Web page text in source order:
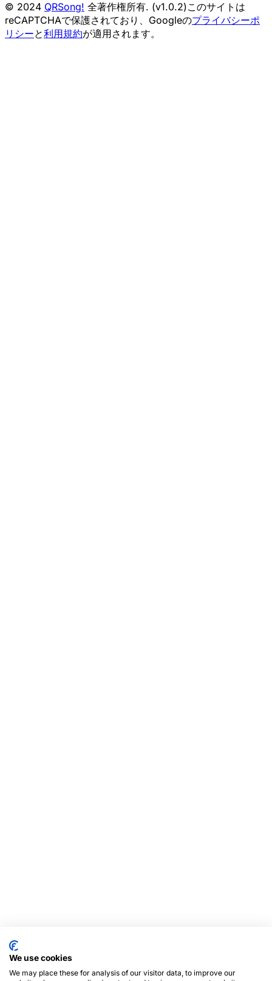
© 2024 QRSong! 全著作権所有. (v1.0.2)このサイトは
reCAPTCHAで保護されており、Googleのプライバシーポ
リシーと利用規約が適用されます。
We use cookies
We may place these for analysis of our visitor data, to improve our